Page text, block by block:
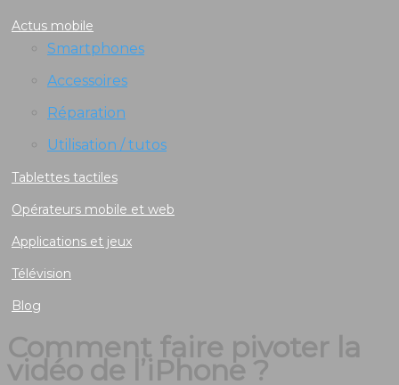
Actus mobile
Smartphones
Accessoires
Réparation
Utilisation / tutos
Tablettes tactiles
Opérateurs mobile et web
Applications et jeux
Télévision
Blog
Comment faire pivoter la
vidéo de l’iPhone ?